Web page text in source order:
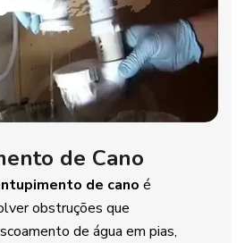
de Cano
de cano é
obstruções que
de água em pias,